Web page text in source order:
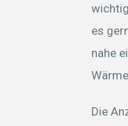
es
nahe
Die